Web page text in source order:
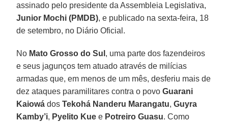
assinado pelo presidente da Assembleia Legislativa,
Junior Mochi (PMDB), e publicado na sexta-feira, 18
de setembro, no Diário Oficial.
No Mato Grosso do Sul , uma parte dos fazendeiros
e seus jagunços tem atuado através de milícias
armadas que, em menos de um mês, desferiu mais de
dez ataques paramilitares contra o povoGuarani
Kaiowá dosTekohá Nanderu Marangatu,Guyra
Kamby’i, Pyelito Kue e Potreiro Guasu. Como